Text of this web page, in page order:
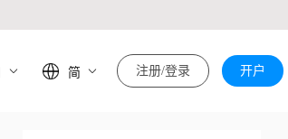
简 注册/登录 开户